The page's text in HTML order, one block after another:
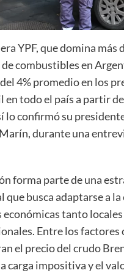
YPF, que domina más
combustibles en
4% promedio en los
en todo el país a partir
lo confirmó su
durante una
forma parte de una
que busca adaptarse a
económicas tanto
Entre los factores
el precio del crudo
carga impositiva y el